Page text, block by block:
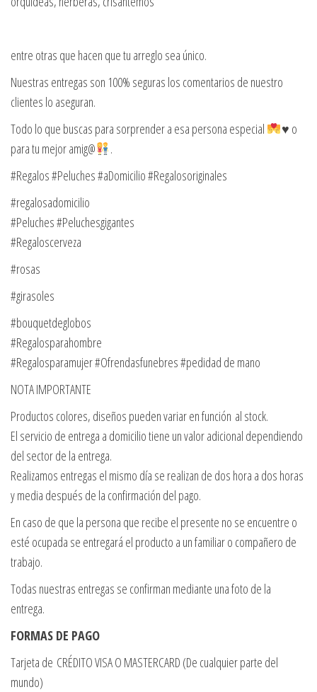
entre otras que hacen que tu arreglo sea único.
Nuestras entregas son 100% seguras los comentarios de nuestro
clientes lo aseguran.
Todo lo que buscas para sorprender a esa persona especial
♥️ o
para tu mejor amig@
.
#Regalos #Peluches #aDomicilio #Regalosoriginales
#regalosadomicilio
#Peluches #Peluchesgigantes
#Regaloscerveza
#rosas
#girasoles
#bouquetdeglobos
#Regalosparahombre
#Regalosparamujer #Ofrendasfunebres #pedidad de mano
NOTA IMPORTANTE
Productos colores, diseños pueden variar en función al stock.
El servicio de entrega a domicilio tiene un valor adicional dependiendo
del sector de la entrega.
Realizamos entregas el mismo día se realizan de dos hora a dos horas
y media después de la confirmación del pago.
En caso de que la persona que recibe el presente no se encuentre o
esté ocupada se entregará el producto a un familiar o compañero de
trabajo.
Todas nuestras entregas se confirman mediante una foto de la
entrega.
FORMAS DE PAGO
Tarjeta de CRÉDITO VISA O MASTERCARD (De cualquier parte del
mundo)